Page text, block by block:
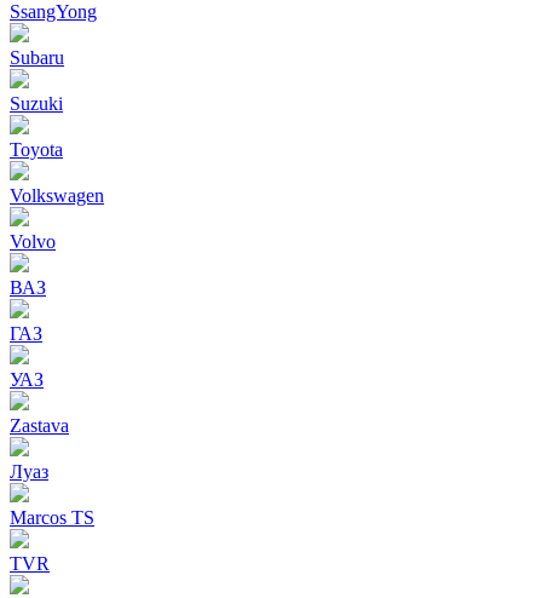
SsangYong
Subaru
Suzuki
Toyota
Volkswagen
Volvo
ВАЗ
ГАЗ
УАЗ
Zastava
Луаз
Marcos TS
TVR